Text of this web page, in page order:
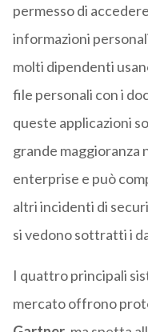
permesso di
informazioni
molti dipendenti
file personali con i
queste applicazioni
grande maggioranza
enterprise e può
altri incidenti di
si vedono sottratti i
I quattro principali
mercato offrono